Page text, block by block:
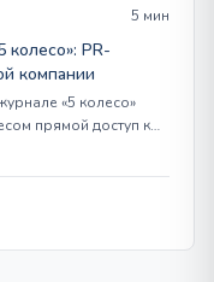
5 мин
PR-
компании
«5 колесо»
прямой доступ к…